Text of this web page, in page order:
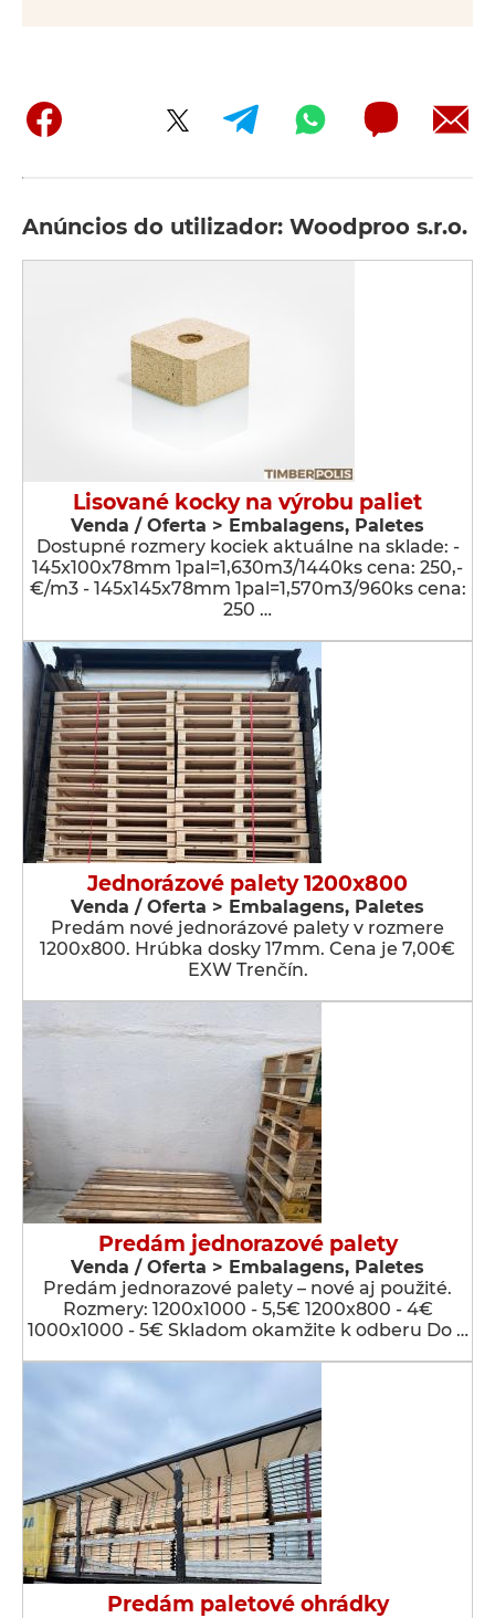
Anúncios do utilizador: Woodproo s.r.o.
Lisované kocky na výrobu paliet
Venda / Oferta > Embalagens, Paletes
Dostupné rozmery kociek aktuálne na sklade: -
145x100x78mm 1pal=1,630m3/1440ks cena: 250,-
€/m3 - 145x145x78mm 1pal=1,570m3/960ks cena:
250 …
Jednorázové palety 1200x800
Venda / Oferta > Embalagens, Paletes
Predám nové jednorázové palety v rozmere
1200x800. Hrúbka dosky 17mm. Cena je 7,00€
EXW Trenčín.
Predám jednorazové palety
Venda / Oferta > Embalagens, Paletes
Predám jednorazové palety – nové aj použité.
Rozmery: 1200x1000 - 5,5€ 1200x800 - 4€
1000x1000 - 5€ Skladom okamžite k odberu Do …
Predám paletové ohrádky